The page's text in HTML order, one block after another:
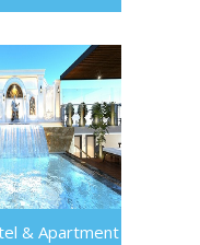
& Apartment